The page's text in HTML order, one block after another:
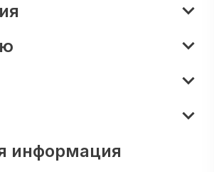
информация